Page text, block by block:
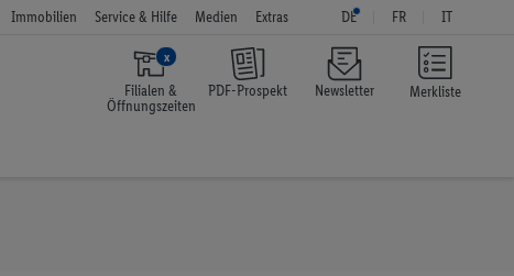
Merkliste
Immobilien Service & Hilfe Medien Extras DE FR IT
x
Filialen &
Öffnungszeiten
PDF-Prospekt Newsletter